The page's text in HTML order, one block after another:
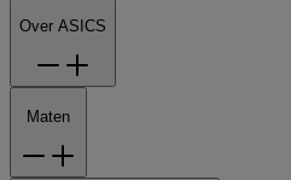
Over ASICS
Maten